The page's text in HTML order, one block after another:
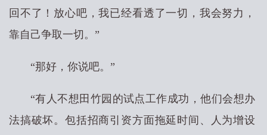
回不了！放心吧，我已经看透了一切，我会努力，
靠自己争取一切。”
“那好，你说吧。”
“有人不想田竹园的试点工作成功，他们会想办
法搞破坏。包括招商引资方面拖延时间、人为增设